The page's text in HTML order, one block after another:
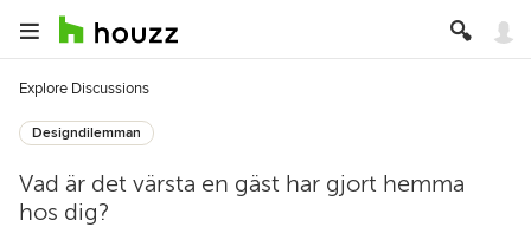
Explore Discussions
Designdilemman
Vad är det värsta en gäst har gjort hemma
hos dig?